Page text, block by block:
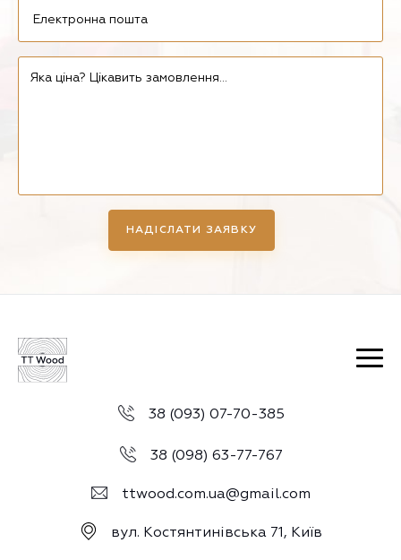
НАДІСЛАТИ ЗАЯВКУ
38 (093) 07-70-385
38 (098) 63-77-767
ttwood.com.ua@gmail.com
вул. Костянтинівська 71, Київ